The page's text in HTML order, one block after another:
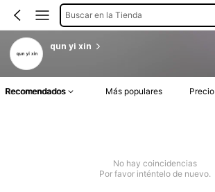
Buscar en la Tienda
qun yi xin
Recomendados Más populares Precio
No hay coincidencias
Por favor inténtelo de nuevo.